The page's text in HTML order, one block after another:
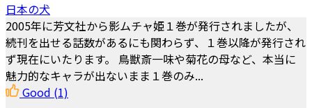
日本の犬
2005年に芳文社から影ムチャ姫１巻が発行されましたが、
続刊を出せる話数があるにも関わらず、１巻以降が発行され
ず現在にいたります。 鳥獣斎一味や菊花の母など、本当に
魅力的なキャラが出ないまま１巻のみ...
Good (1)